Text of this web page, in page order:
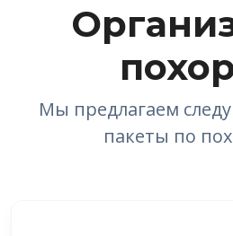
Мы предлагаем
пакеты по